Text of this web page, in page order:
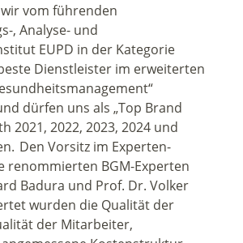
vom führenden
, Analyse- und
EUPD in der Kategorie
Dienstleister im erweiterten
dürfen uns als „Top Brand
2021, 2022, 2023, 2024 und
Den Vorsitz im Experten-
renommierten BGM-Experten
Badura und Prof. Dr. Volker
wurden die Qualität der
der Mitarbeiter,